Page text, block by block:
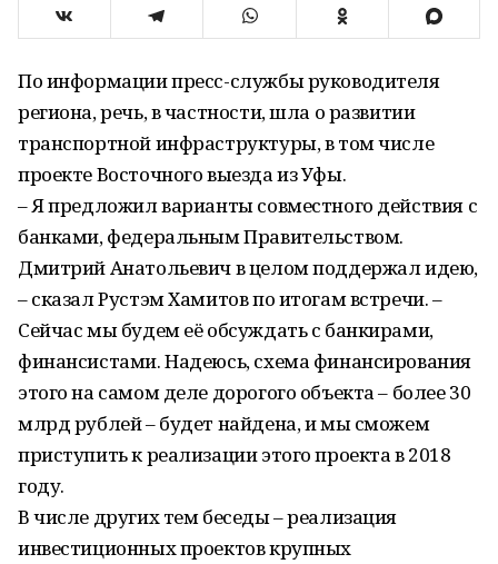
По информации пресс-службы руководителя
региона, речь, в частности, шла о развитии
транспортной инфраструктуры, в том числе
проекте Восточного выезда из Уфы.
– Я предложил варианты совместного действия с
банками, федеральным Правительством.
Дмитрий Анатольевич в целом поддержал идею,
– сказал Рустэм Хамитов по итогам встречи. –
Сейчас мы будем её обсуждать с банкирами,
финансистами. Надеюсь, схема финансирования
этого на самом деле дорогого объекта – более 30
млрд рублей – будет найдена, и мы сможем
приступить к реализации этого проекта в 2018
году.
В числе других тем беседы – реализация
инвестиционных проектов крупных